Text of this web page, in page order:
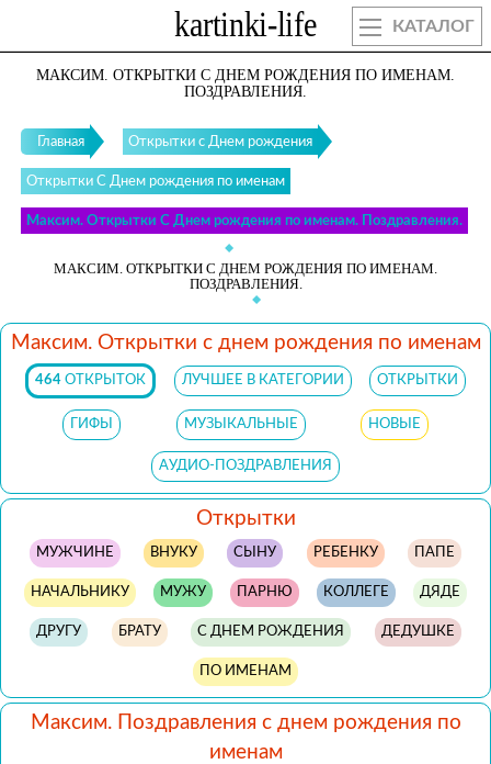
КАТАЛОГ
МАКСИМ. ОТКРЫТКИ С ДНЕМ РОЖДЕНИЯ ПО ИМЕНАМ.
ПОЗДРАВЛЕНИЯ.
Главная Открытки с Днем рождения
Открытки С Днем рождения по именам
Максим. Открытки С Днем рождения по именам. Поздравления.
МАКСИМ. ОТКРЫТКИ С ДНЕМ РОЖДЕНИЯ ПО ИМЕНАМ.
ПОЗДРАВЛЕНИЯ.
Максим. Открытки с днем рождения по именам
464ОТКРЫТОК ЛУЧШЕЕ В КАТЕГОРИИ ОТКРЫТКИ
ГИФЫ МУЗЫКАЛЬНЫЕ НОВЫЕ
АУДИО-ПОЗДРАВЛЕНИЯ
Открытки
МУЖЧИНЕ ВНУКУ СЫНУ РЕБЕНКУ ПАПЕ
НАЧАЛЬНИКУ МУЖУ ПАРНЮ КОЛЛЕГЕ ДЯДЕ
ДРУГУ БРАТУ С ДНЕМ РОЖДЕНИЯ ДЕДУШКЕ
ПО ИМЕНАМ
Максим. Поздравления с днем рождения по
именам